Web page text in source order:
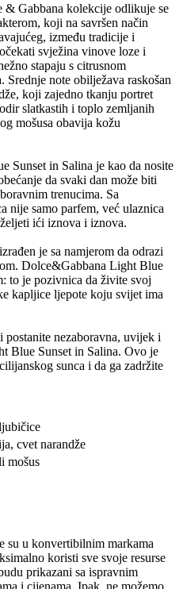
Gabbana kolekcije odlikuje se
koji na savršen način
između tradicije i
svježina vinove loze i
stapaju s citrusnom
Srednje note obilježava raskošan
koji zajedno tkanju portret
slatkastih i toplo zemljanih
mošusa obavija kožu
Sunset in Salina je kao da nosite
da svaki dan može biti
trenucima. Sa
nije samo parfem, već ulaznica
ići iznova i iznova.
je sa namjerom da odrazi
Dolce&Gabbana Light Blue
to je pozivnica da živite svoj
kapljice ljepote koju svijet ima
nezaboravna, uvijek i
Blue Sunset in Salina. Ovo je
sunca i da ga zadržite
cvet narandže
mošus
su u konvertibilnim markama
koristi sve svoje resurse
prikazani sa ispravnim
i cijenama. Ipak, ne možemo